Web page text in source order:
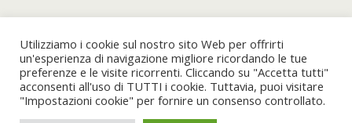
Utilizziamo i cookie sul nostro sito Web per offrirti
un'esperienza di navigazione migliore ricordando le tue
preferenze e le visite ricorrenti. Cliccando su "Accetta tutti"
acconsenti all'uso di TUTTI i cookie. Tuttavia, puoi visitare
"Impostazioni cookie" per fornire un consenso controllato.